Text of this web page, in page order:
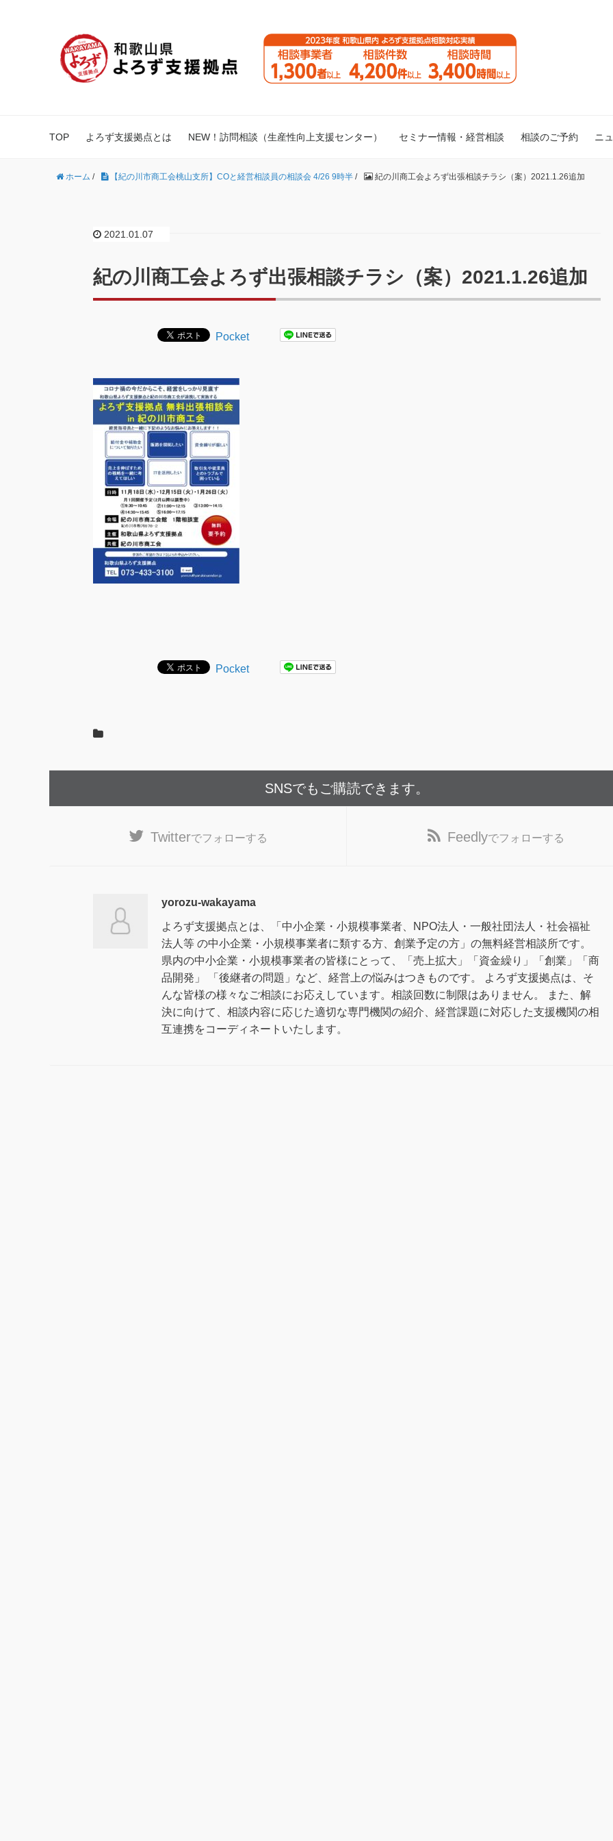
TOP よろず支援拠点とは NEW！訪問相談（生産性向上支援センター） セミナー情報・経営相談 相談のご予約 ニ
ホーム / 【紀の川市商工会桃山支所】COと経営相談員の相談会 4/26 9時半 / 紀の川商工会よろず出張相談チラシ（案）2021.1.26追加
2021.01.07
紀の川商工会よろず出張相談チラシ（案）2021.1.26追加
Pocket
Pocket
SNSでもご購読できます。
Twitterでフォローする Feedlyでフォローする
yorozu-wakayama
よろず支援拠点とは、「中小企業・小規模事業者、NPO法人・一般社団法人・社会福祉
法人等 の中小企業・小規模事業者に類する方、創業予定の方」の無料経営相談所です。
県内の中小企業・小規模事業者の皆様にとって、「売上拡大」「資金繰り」「創業」「商
品開発」 「後継者の問題」など、経営上の悩みはつきものです。 よろず支援拠点は、そ
んな皆様の様々なご相談にお応えしています。相談回数に制限はありません。 また、解
決に向けて、相談内容に応じた適切な専門機関の紹介、経営課題に対応した支援機関の相
互連携をコーディネートいたします。